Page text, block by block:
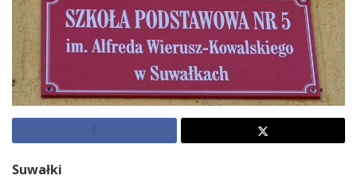
Suwałki